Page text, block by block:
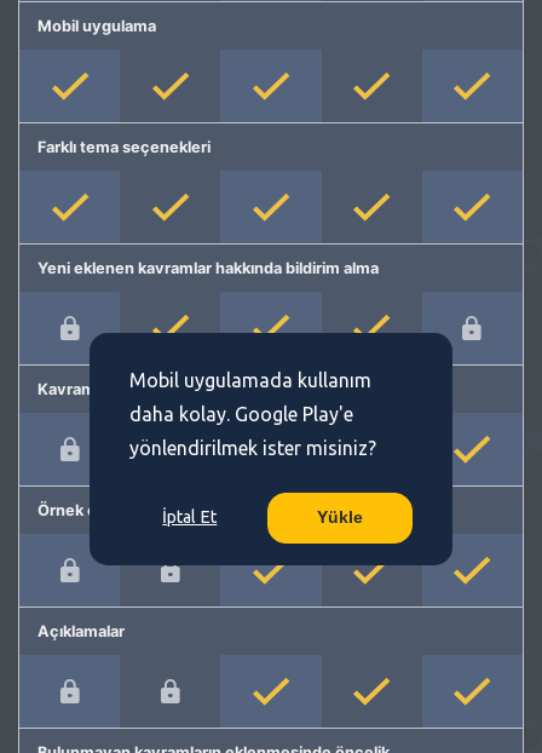
Mobil uygulama
Farklı tema seçenekleri
Yeni eklenen kavramlar hakkında bildirim alma
Kavram önerme
Örnek cümleler
Açıklamalar
Mobil uygulamada kullanım
daha kolay. Google Play'e
yönlendirilmek ister misiniz?
İptal Et Yükle